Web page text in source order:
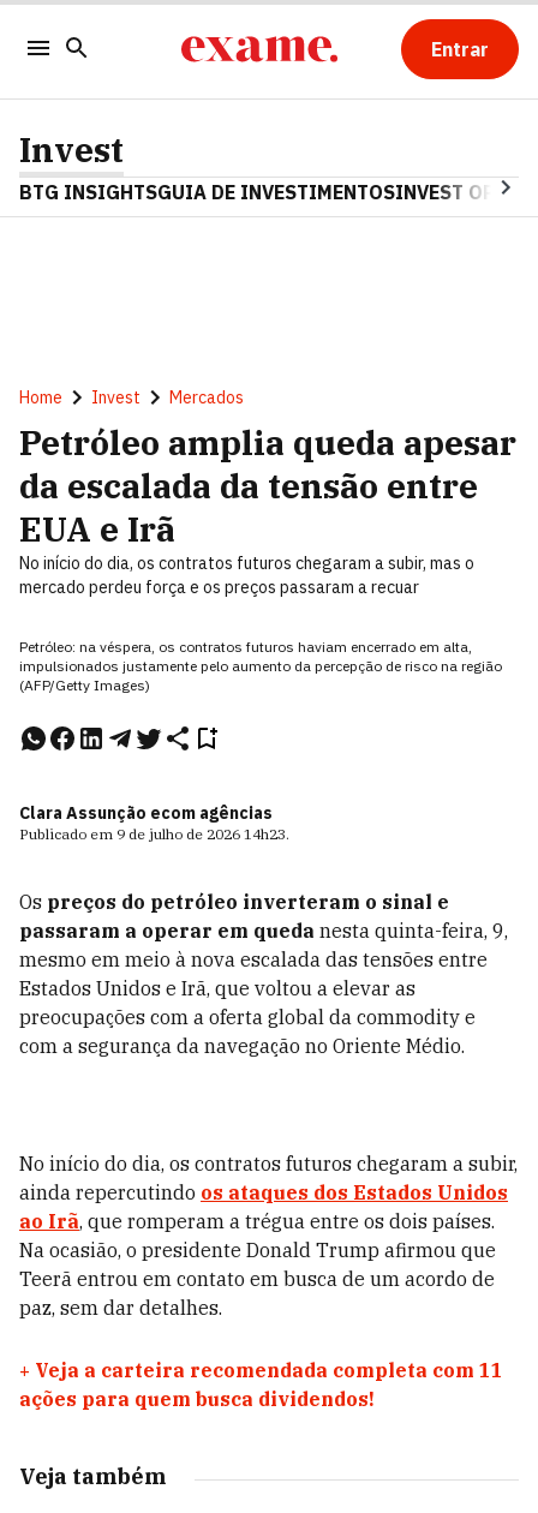
Entrar
Invest
BTG INSIGHTSGUIA DE INVESTIMENTOSINVEST OPINA
Home Invest Mercados
Petróleo amplia queda apesar
da escalada da tensão entre
EUA e Irã
No início do dia, os contratos futuros chegaram a subir, mas o
mercado perdeu força e os preços passaram a recuar
Petróleo: na véspera, os contratos futuros haviam encerrado em alta,
impulsionados justamente pelo aumento da percepção de risco na região
(AFP/Getty Images)
Clara Assunção ecom agências
Publicado em 9 de julho de 2026 14h23.
Os preços do petróleo inverteram o sinal e
passaram a operar em queda nesta quinta-feira, 9,
mesmo em meio à nova escalada das tensões entre
Estados Unidos e Irã, que voltou a elevar as
preocupações com a oferta global da commodity e
com a segurança da navegação no Oriente Médio.
No início do dia, os contratos futuros chegaram a subir,
ainda repercutindo os ataques dos Estados Unidos
ao Irã, que romperam a trégua entre os dois países.
Na ocasião, o presidente Donald Trump afirmou que
Teerã entrou em contato em busca de um acordo de
paz, sem dar detalhes.
+ Veja a carteira recomendada completa com 11
ações para quem busca dividendos!
Veja também